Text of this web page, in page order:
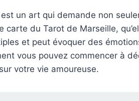
un art qui demande non
carte du Tarot de Marseille,
et peut évoquer des
vous pouvez commencer à
votre vie amoureuse.